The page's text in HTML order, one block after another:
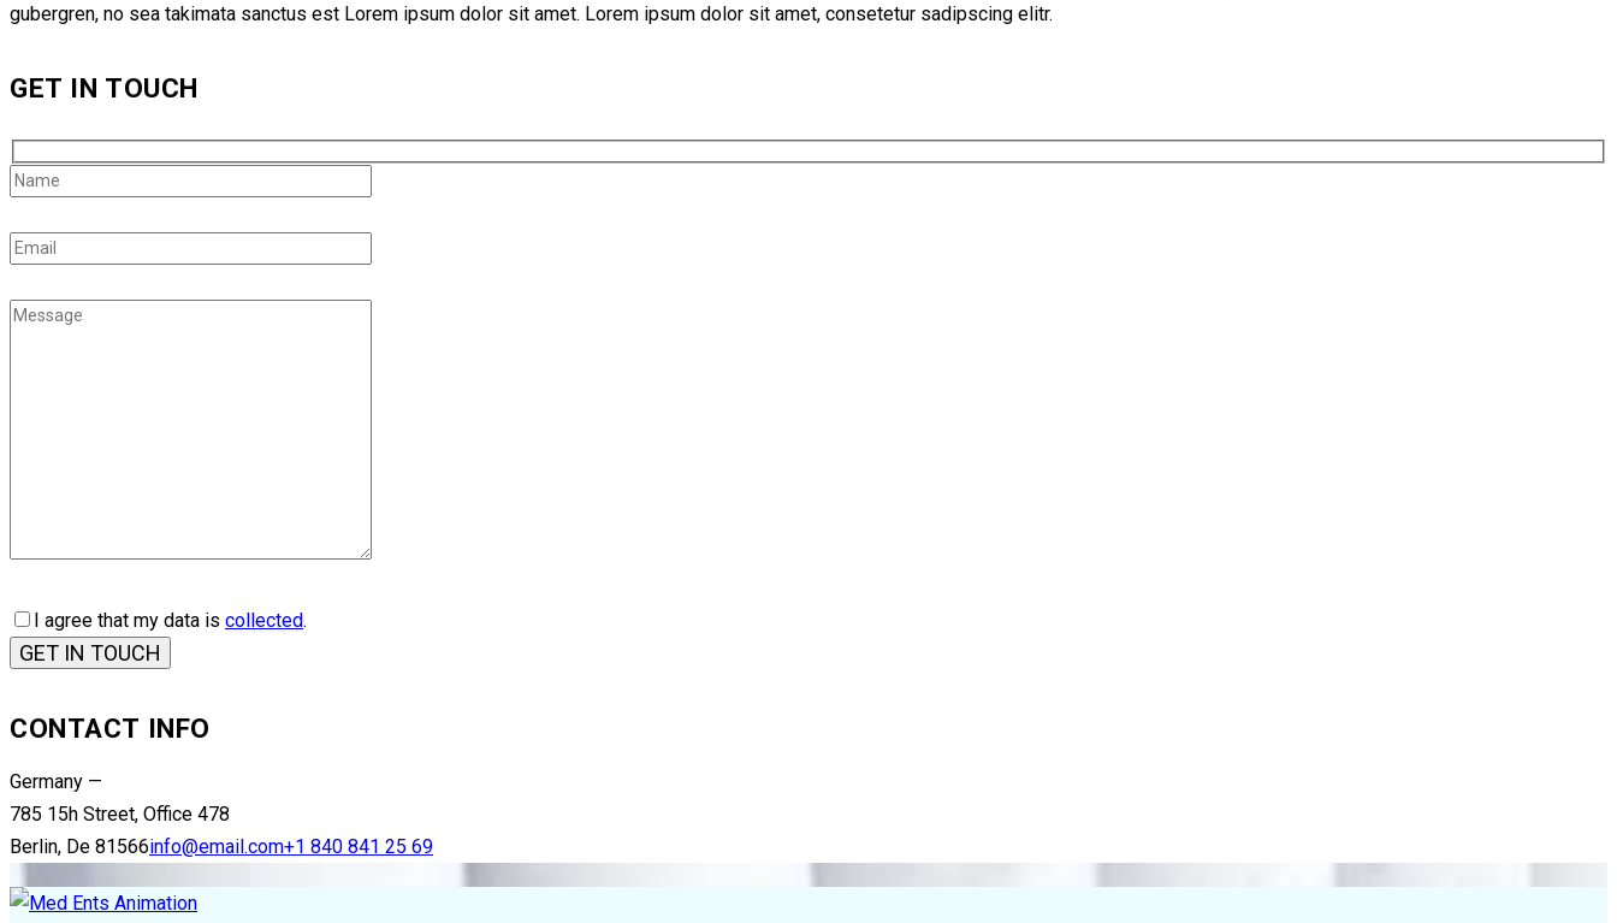
gubergren, no sea takimata sanctus est Lorem ipsum dolor sit amet. Lorem ipsum dolor sit amet, consetetur sadipscing elitr.
GET IN TOUCH
I agree that my data is collected.
CONTACT INFO
Germany —
785 15h Street, Office 478
Berlin, De 81566info@email.com+1 840 841 25 69